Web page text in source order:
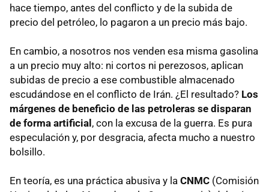
hace tiempo, antes del conflicto y de la subida de
precio del petróleo, lo pagaron a un precio más bajo.
En cambio, a nosotros nos venden esa misma gasolina
a un precio muy alto: ni cortos ni perezosos, aplican
subidas de precio a ese combustible almacenado
escudándose en el conflicto de Irán. ¿El resultado? Los
márgenes de beneficio de las petroleras se disparan
de forma artificial , con la excusa de la guerra. Es pura
especulación y, por desgracia, afecta mucho a nuestro
bolsillo.
En teoría, es una práctica abusiva y la CNMC (Comisión